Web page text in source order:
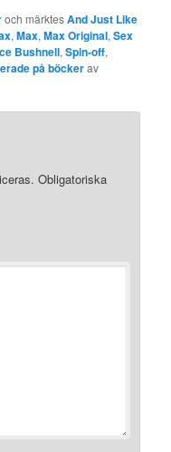
och märktesAnd Just Like
,Max,Max Original,Sex
Bushnell,Spin-off,
på böckerav
Obligatoriska